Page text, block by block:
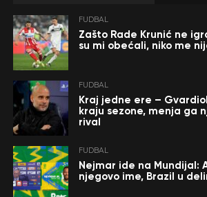
FUDBAL
Zašto Rade Krunić ne
su mi obećali, niko me
FUDBAL
Kraj jedne ere –
kraju sezone, menja ga
rival
FUDBAL
Nejmar ide na Mundijal:
njegovo ime, Brazil u